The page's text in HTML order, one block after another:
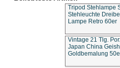
Tripod Stehlampe
Stehleuchte
Lampe Retro 60er
Vintage 21 Tlg.
Japan China
Goldbemalung